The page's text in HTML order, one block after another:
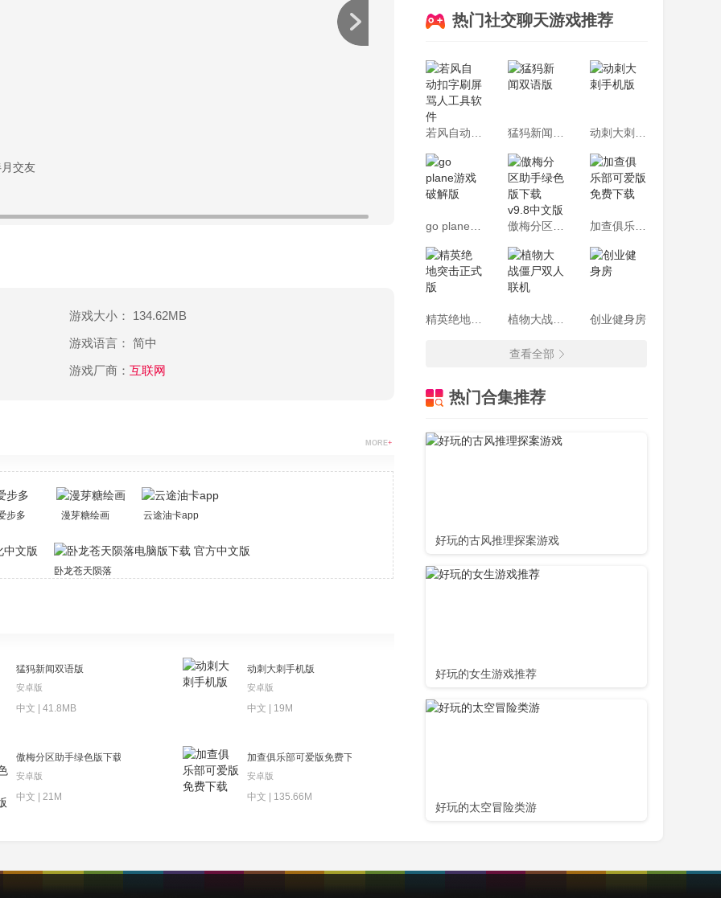
游戏大小： 134.62MB
游戏语言： 简中
游戏厂商： 互联网
MORE+
步多 漫芽糖绘画 云途油卡app
卧龙苍天陨落电脑版下载 官方中文版
猛犸新闻双语版
安卓版
中文 | 41.8MB
动刺大刺手机版
安卓版
中文 | 19M
傲梅分区助手绿色版下载 v9.8中文版
安卓版
中文 | 21M
加查俱乐部可爱版免费下载
安卓版
中文 | 135.66M
热门社交聊天游戏推荐
创业健身房
查看全部
热门合集推荐
好玩的古风推理探案游戏
好玩的女生游戏推荐
好玩的太空冒险类游